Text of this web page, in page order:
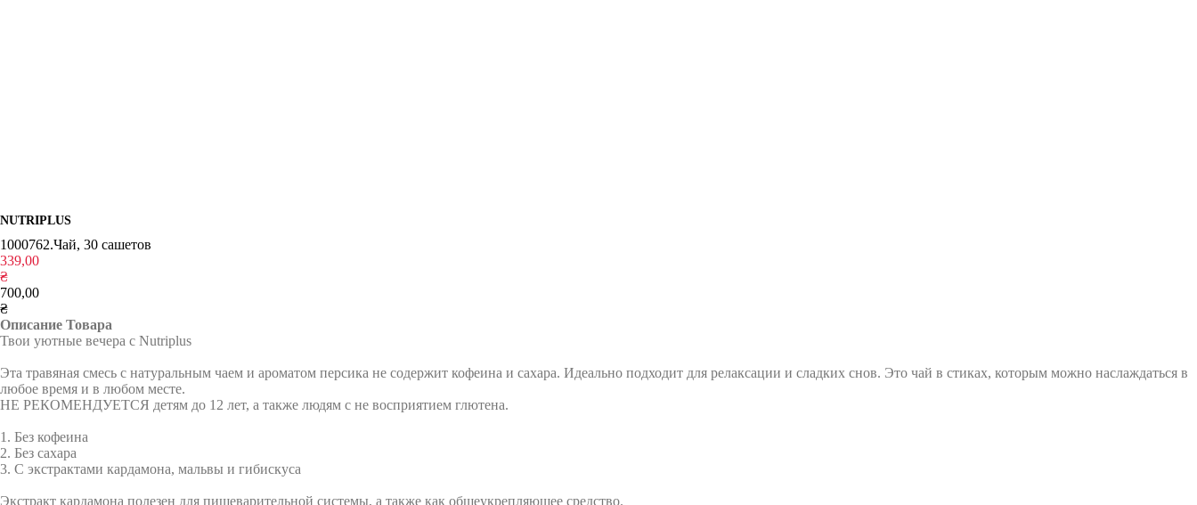
NUTRIPLUS
1000762.Чай, 30 сашетов
339,00
₴
700,00
₴
Описание Товара
Твои уютные вечера с Nutriplus
Эта травяная смесь с натуральным чаем и ароматом персика не содержит кофеина и сахара. Идеально подходит для релаксации и сладких снов. Это чай в стиках, которым можно наслаждаться в
любое время и в любом месте.
НЕ РЕКОМЕНДУЕТСЯ детям до 12 лет, а также людям с не восприятием глютена.
1. Без кофеина
2. Без сахара
3. С экстрактами кардамона, мальвы и гибискуса
Экстракт кардамона полезен для пищеварительной системы, а также как общеукрепляющее средство.